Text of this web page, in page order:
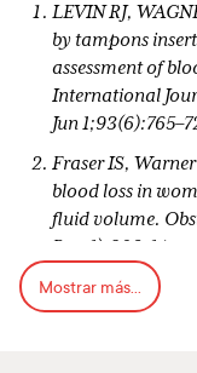
LEVIN RJ,
by tampons
assessment of
International
Jun
Fraser IS,
blood loss in
fluid volume.
Part 1):806–14.
Mostrar más...